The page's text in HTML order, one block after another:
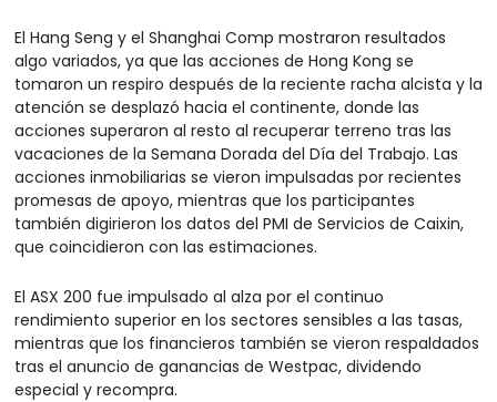
El Hang Seng y el Shanghai Comp mostraron resultados
algo variados, ya que las acciones de Hong Kong se
tomaron un respiro después de la reciente racha alcista y la
atención se desplazó hacia el continente, donde las
acciones superaron al resto al recuperar terreno tras las
vacaciones de la Semana Dorada del Día del Trabajo. Las
acciones inmobiliarias se vieron impulsadas por recientes
promesas de apoyo, mientras que los participantes
también digirieron los datos del PMI de Servicios de Caixin,
que coincidieron con las estimaciones.
El ASX 200 fue impulsado al alza por el continuo
rendimiento superior en los sectores sensibles a las tasas,
mientras que los financieros también se vieron respaldados
tras el anuncio de ganancias de Westpac, dividendo
especial y recompra.